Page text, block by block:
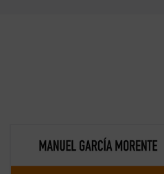
Los lectores y estudiosos de estas
los llevará a entender el porqué y el